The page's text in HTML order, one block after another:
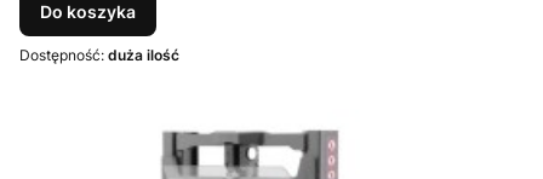
Do koszyka
Dostępność: duża ilość